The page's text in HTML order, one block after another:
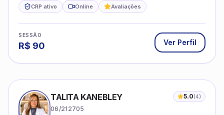
CRP ativo Online Avaliações
SESSÃO
R$ 90 Ver Perfil
TALITA KANEBLEY 5.0(4)
06/212705